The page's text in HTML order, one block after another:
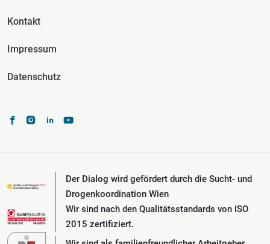
Kontakt
Impressum
Datenschutz
Der Dialog wird gefördert durch die Sucht- und
Drogenkoordination Wien
Wir sind nach den Qualitätsstandards von ISO
2015 zertifiziert.